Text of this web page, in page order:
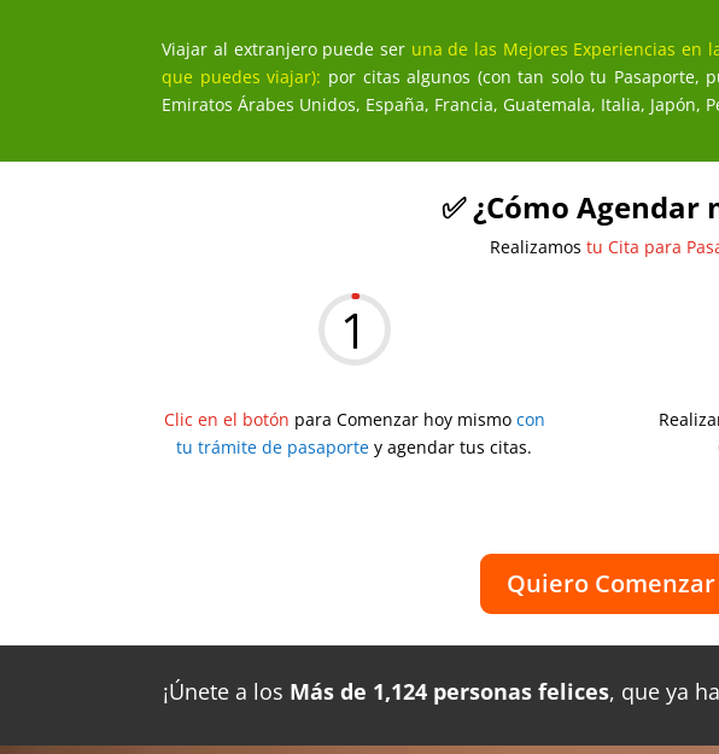
Viajar al extranjero puede ser una de las Mejores Experiencias en
que puedes viajar): por citas algunos (con tan solo tu Pasaporte,
Emiratos Árabes Unidos, España, Francia, Guatemala, Italia,
✅ ¿Cómo
Realizamos tu Cita para
1
Clic en el botón para Comenzar hoy mismo con
tu trámite de pasaporte y agendar tus citas.
Quiero
¡Únete a los Más de 1,124 personas felices, que ya